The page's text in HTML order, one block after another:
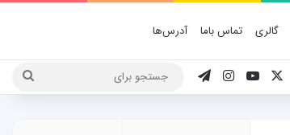
گالری تماس باما آدرس‌ها
یوتیوباینستاگرام
تلگرام